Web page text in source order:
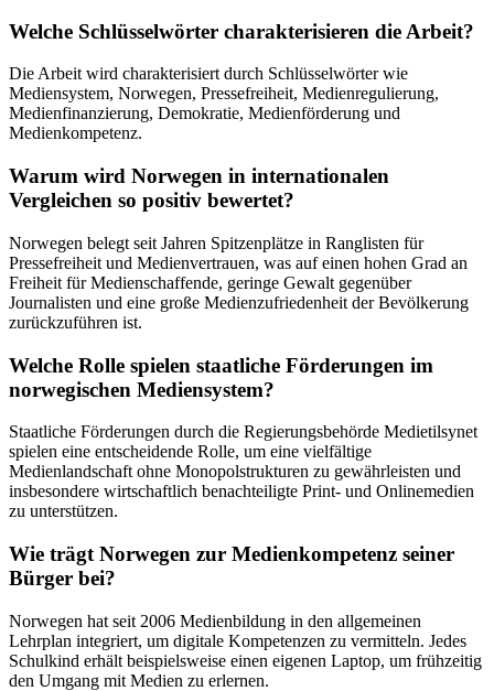
Welche Schlüsselwörter charakterisieren die Arbeit?
Die Arbeit wird charakterisiert durch Schlüsselwörter wie
Mediensystem, Norwegen, Pressefreiheit, Medienregulierung,
Medienfinanzierung, Demokratie, Medienförderung und
Medienkompetenz.
Warum wird Norwegen in internationalen
Vergleichen so positiv bewertet?
Norwegen belegt seit Jahren Spitzenplätze in Ranglisten für
Pressefreiheit und Medienvertrauen, was auf einen hohen Grad an
Freiheit für Medienschaffende, geringe Gewalt gegenüber
Journalisten und eine große Medienzufriedenheit der Bevölkerung
zurückzuführen ist.
Welche Rolle spielen staatliche Förderungen im
norwegischen Mediensystem?
Staatliche Förderungen durch die Regierungsbehörde Medietilsynet
spielen eine entscheidende Rolle, um eine vielfältige
Medienlandschaft ohne Monopolstrukturen zu gewährleisten und
insbesondere wirtschaftlich benachteiligte Print- und Onlinemedien
zu unterstützen.
Wie trägt Norwegen zur Medienkompetenz seiner
Bürger bei?
Norwegen hat seit 2006 Medienbildung in den allgemeinen
Lehrplan integriert, um digitale Kompetenzen zu vermitteln. Jedes
Schulkind erhält beispielsweise einen eigenen Laptop, um frühzeitig
den Umgang mit Medien zu erlernen.